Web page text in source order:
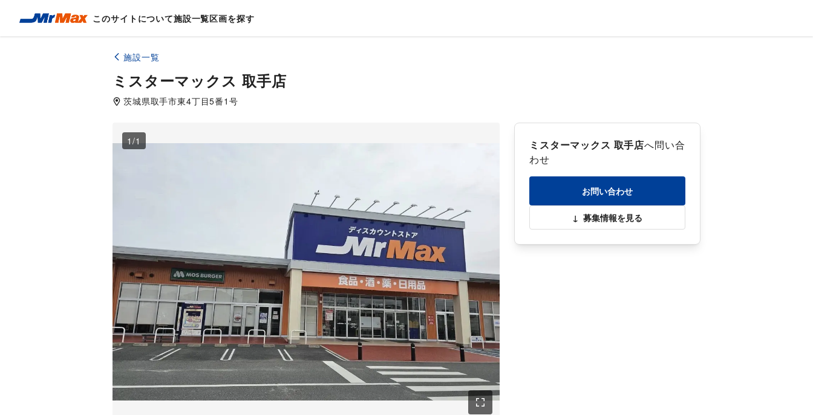
このサイトについて施設一覧区画を探す
施設一覧
ミスターマックス 取手店
茨城県取手市東4丁目5番1号
1 /1 ミスターマックス 取手店へ問い合
わせ
お問い合わせ
↓ 募集情報を見る